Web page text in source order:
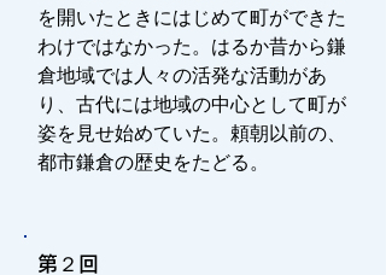
を開いたときにはじめて町ができた
わけではなかった。はるか昔から鎌
倉地域では人々の活発な活動があ
り、古代には地域の中心として町が
姿を見せ始めていた。頼朝以前の、
都市鎌倉の歴史をたどる。
第２回